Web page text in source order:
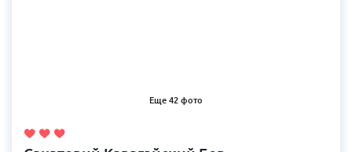
Еще 42 фото